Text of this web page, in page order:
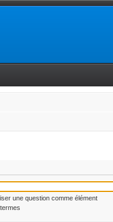
une question comme élément